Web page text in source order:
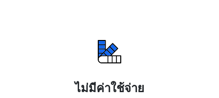
ไม่มีค่าใช้จ่าย